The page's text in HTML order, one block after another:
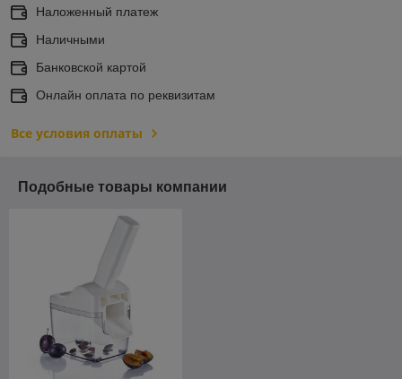
Наложенный платеж
Наличными
Банковской картой
Онлайн оплата по реквизитам
Все условия оплаты
Подобные товары компании